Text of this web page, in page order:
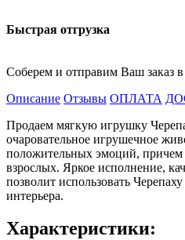
Быстрая отгрузка
Соберем и отправим Ваш заказ
Описание Отзывы ОПЛАТА
Продаем мягкую игрушку
очаровательное игрушечное
положительных эмоций, причем
взрослых. Яркое исполнение,
позволит использовать
интерьера.
Характеристики: